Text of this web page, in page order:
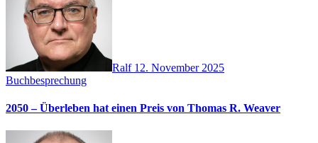
Ralf 12. November 2025
Buchbesprechung
2050 – Überleben hat einen Preis von Thomas R. Weaver